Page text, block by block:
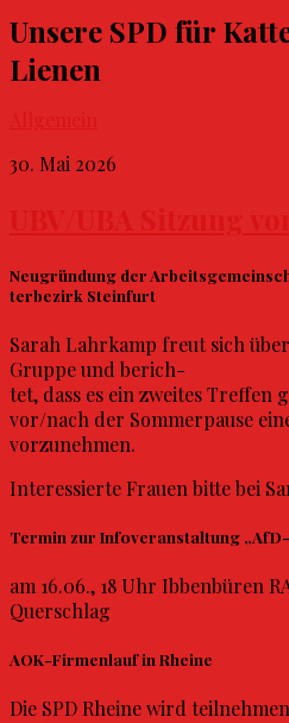
Unsere SPD für
Lienen
30. Mai 2026
Neugründung der
terbezirk Steinfurt
Sarah Lahrkamp freut sich
Gruppe und berich-
tet, dass es ein zweites Treffen
vor/nach der Sommerpause
vorzunehmen.
Interessierte Frauen bitte bei
Termin zur Infoveranstaltung
am 16.06., 18 Uhr Ibbenbüren
Querschlag
AOK-Firmenlauf in Rheine
Die SPD Rheine wird teilnehmen